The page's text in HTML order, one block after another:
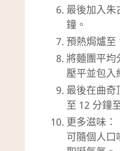
最後加入朱
鐘。
預熱焗爐至
將麵團平均
壓平並包入
最後在曲奇
至 12 分鐘
更多滋味：
可隨個人口